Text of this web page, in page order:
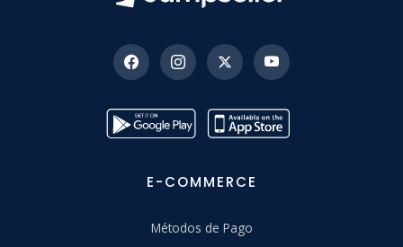
E-COMMERCE
Métodos de Pago